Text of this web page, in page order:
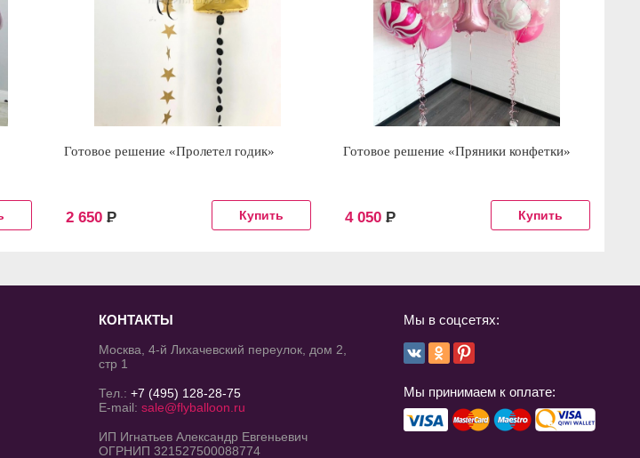
Готовое решение «Пролетел годик»
2 650 Р
Готовое решение «Пряники конфетки»
4 050 Р
КОНТАКТЫ
Москва, 4-й Лихачевский переулок, дом 2,
стр 1
Тел.:+7 (495) 128-28-75
E-mail:sale@flyballoon.ru
ИП Игнатьев Александр Евгеньевич
ОГРНИП 321527500088774
Мы в соцсетях:
Мы принимаем к оплате: